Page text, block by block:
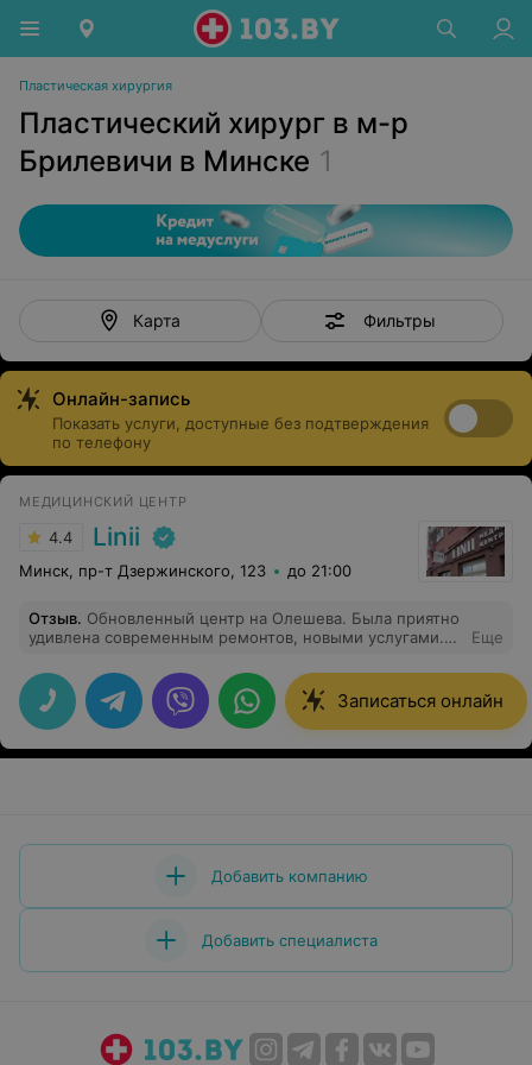
Пластическая хирургия
Пластический хирург в м-р
Брилевичи в Минске 1
Карта Фильтры
Онлайн-запись
Показать услуги, доступные без подтверждения
по телефону
МЕДИЦИНСКИЙ ЦЕНТР
4.4 Linii
Минск, пр-т Дзержинского, 123 до 21:00
Отзыв. Обновленный центр на Олешева. Была приятно
удивлена современным ремонтов, новыми услугами.
Еще
Записаться онлайн
Добавить компанию
Добавить специалиста